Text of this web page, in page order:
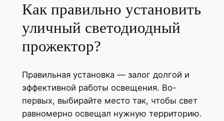
Как правильно установить
уличный светодиодный
прожектор?
Правильная установка — залог долгой и
эффективной работы освещения. Во-
первых, выбирайте место так, чтобы свет
равномерно освещал нужную территорию.